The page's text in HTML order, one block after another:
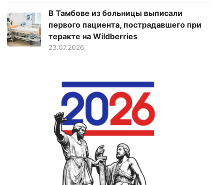
В Тамбове из больницы выписали
первого пациента, пострадавшего при
теракте на Wildberries
23.07.2026